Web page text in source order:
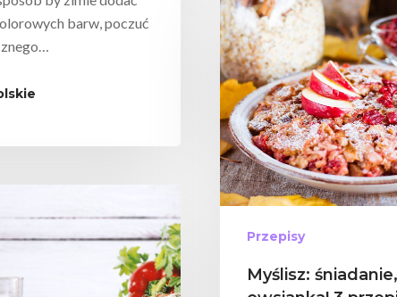
barw, poczuć
Przepisy
Myślisz: